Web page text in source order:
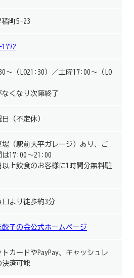
稲町5-23
～（LO21:30）／土曜17:00～（LO
くなり次第終了
（不定休）
場（駅前大平ガレージ）あり、ご
は17:00～21:00
上飲食のお客様に1時間分無料駐
口より徒歩約3分
餃子の会公式ホームページ
トカードやPayPay、キャッシュレ
決済可能